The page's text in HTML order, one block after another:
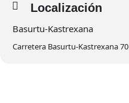
Localización
Basurtu-Kastrexana
Carretera Basurtu-Kastrexana 70